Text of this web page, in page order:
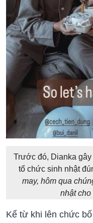
Trước đó, Dianka
tổ chức sinh nhật
may, hôm qua
nhật cho
Kể từ khi lên chức